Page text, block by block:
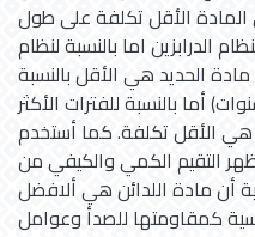
المادة الأقل تكلفة على طول
الدرابزين اما بالنسبة لنظام
الحديد هي الأقل بالنسبة
أما بالنسبة للفترات الأكثر
الأقل تكلفة. كما أستخدم
التقيم الكمي والكيفي من
أن مادة اللدائن هي ألافضل
كمقاومتها للصدأ وعوامل